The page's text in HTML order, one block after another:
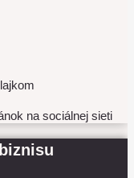
na sociálnej sieti